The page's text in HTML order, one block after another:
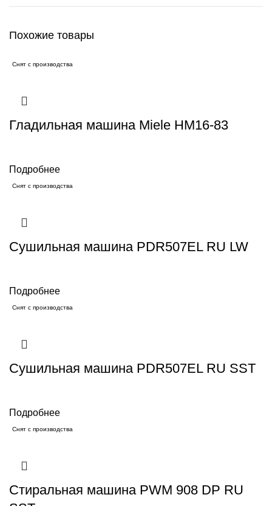
Похожие товары
Снят с производства
Гладильная машина Miele HM16-83
Подробнее
Снят с производства
Cушильная машина PDR507EL RU LW
Подробнее
Снят с производства
Cушильная машина PDR507EL RU SST
Подробнее
Снят с производства
Стиральная машина PWM 908 DP RU